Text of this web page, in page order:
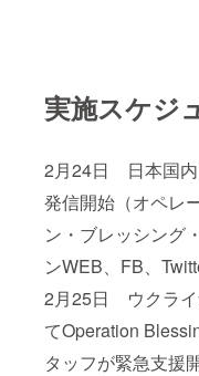
実施スケジ
2月24日 日本国内
発信開始（オペレ
ン・ブレッシング
ンWEB、FB、
2月25日 ウクライ
てOperation
タッフが緊急支援